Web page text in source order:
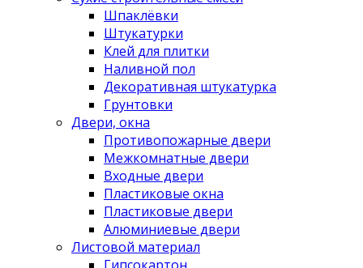
Шпаклёвки
Штукатурки
Клей для плитки
Наливной пол
Декоративная штукатурка
Грунтовки
Двери, окна
Противопожарные двери
Межкомнатные двери
Входные двери
Пластиковые окна
Пластиковые двери
Алюминиевые двери
Листовой материал